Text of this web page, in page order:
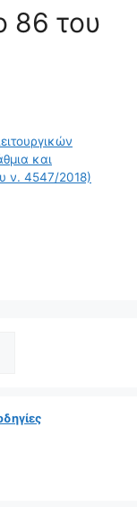
86 του
και
ν. 4547/2018)